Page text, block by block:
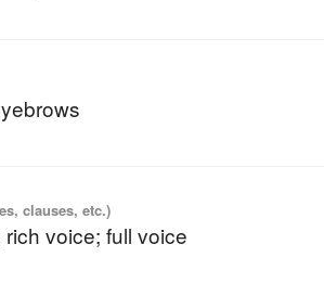
clauses, etc.)
voice; full voice